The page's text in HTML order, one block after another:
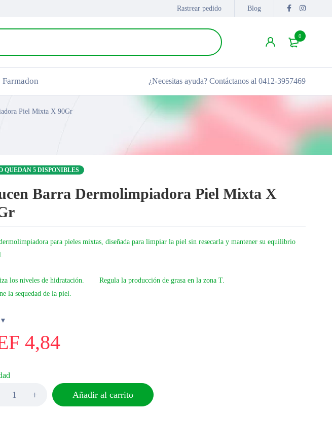
Rastrear pedido Blog
0
Farmadon ¿Necesitas ayuda? Contáctanos al 0412-3957469
Piel Mixta X 90Gr
QUEDAN 5 DISPONIBLES
Barra Dermolimpiadora Piel Mixta X
para pieles mixtas, diseñada para limpiar la piel sin resecarla y mantener su equilibrio
los niveles de hidratación.
Regula la producción de grasa en la zona T.
la sequedad de la piel.
4,84
Añadir al carrito